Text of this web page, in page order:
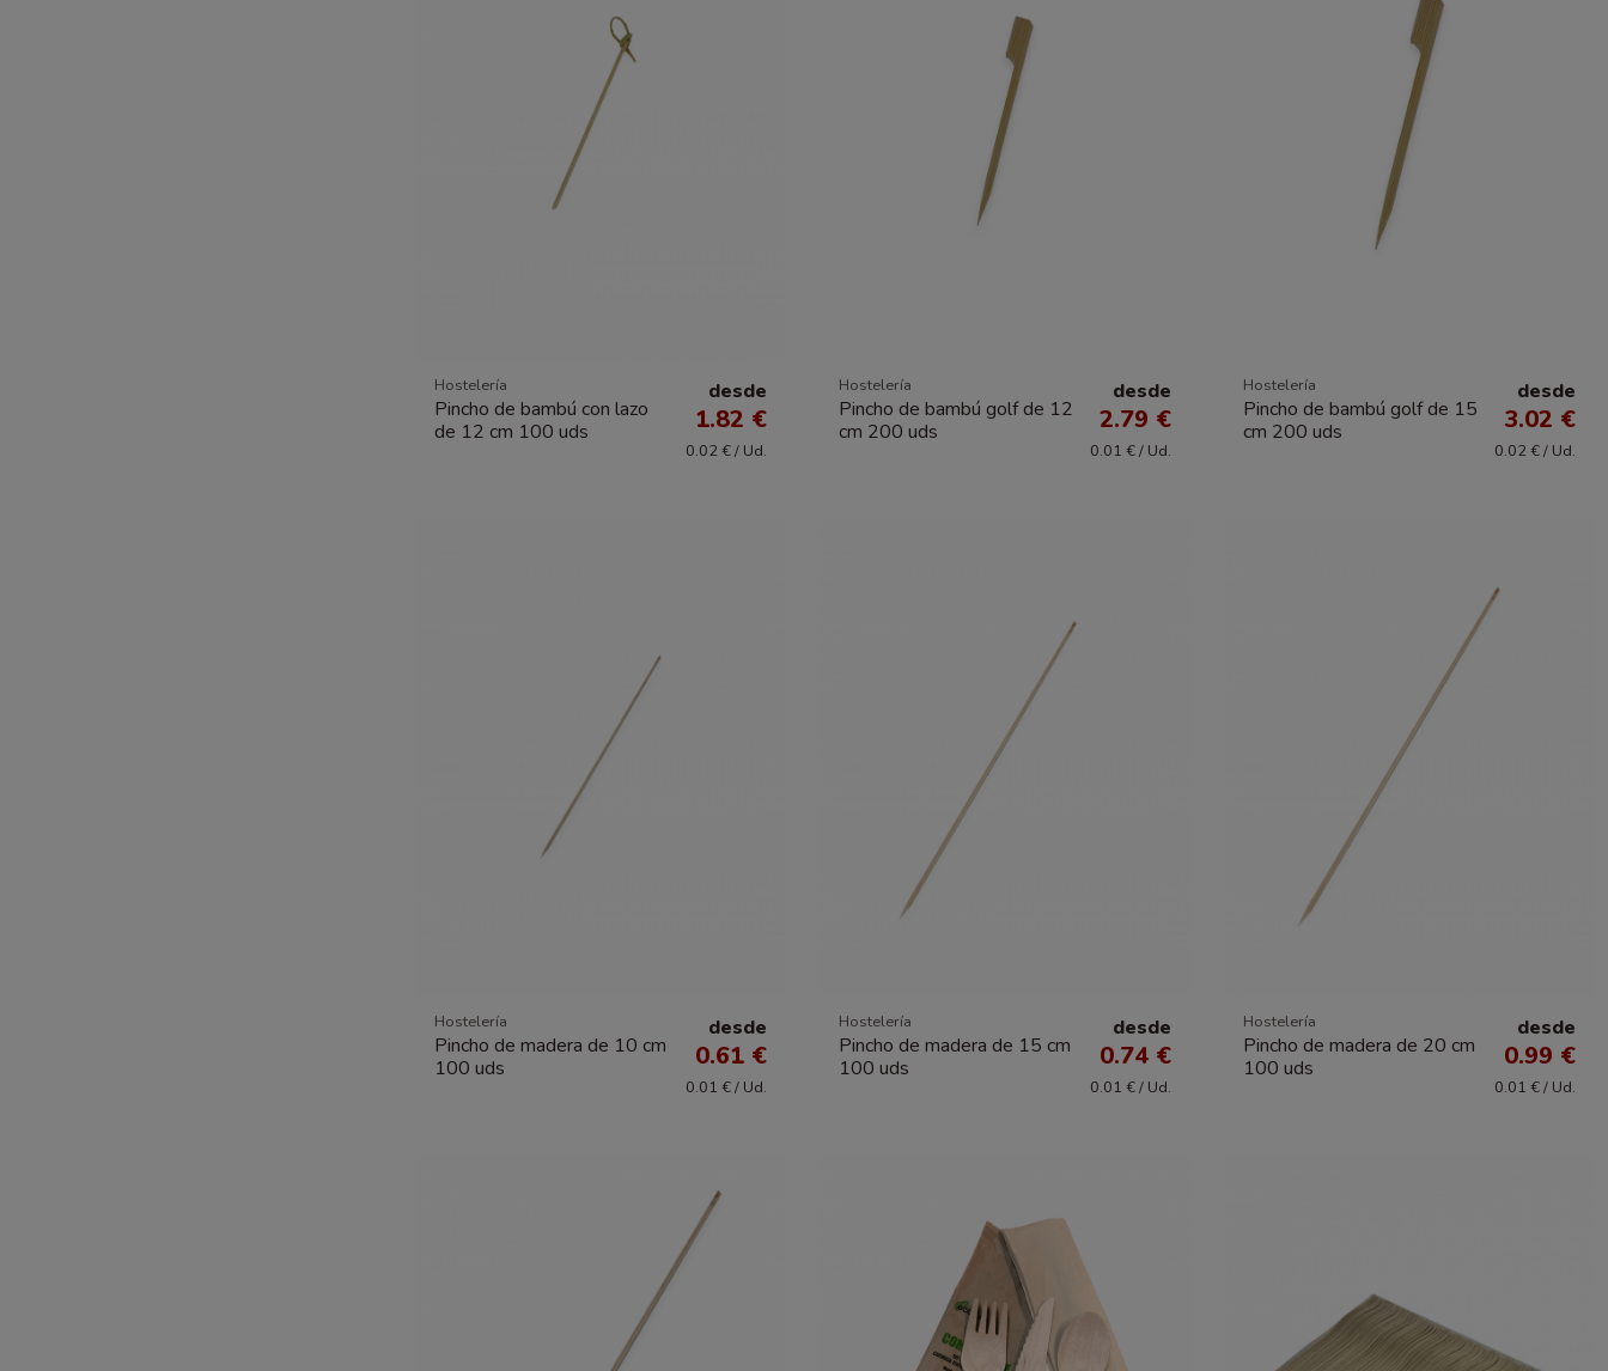
Hostelería
Pincho de bambú con lazo
de 12 cm 100 uds
desde
1.82 €
0.02 € / Ud.
Hostelería
Pincho de bambú golf de 12
cm 200 uds
desde
2.79 €
0.01 € / Ud.
Hostelería
Pincho de bambú golf de 15
cm 200 uds
desde
3.02 €
0.02 € / Ud.
Hostelería
Pincho de madera de 10 cm
100 uds
desde
0.61 €
0.01 € / Ud.
Hostelería
Pincho de madera de 15 cm
100 uds
desde
0.74 €
0.01 € / Ud.
Hostelería
Pincho de madera de 20 cm
100 uds
desde
0.99 €
0.01 € / Ud.